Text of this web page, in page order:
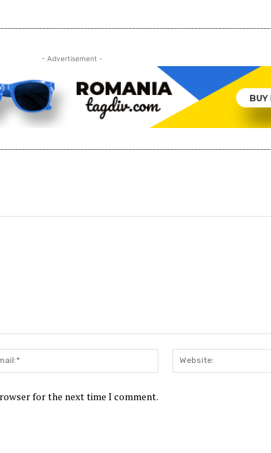
- Advertisement -
Email:*
for the next time I comment.